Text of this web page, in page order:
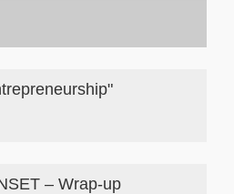
– Wrap-up